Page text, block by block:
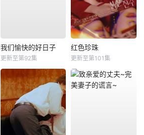
我们愉快的好日子
更新至第92集
红色珍珠
更新至第101集